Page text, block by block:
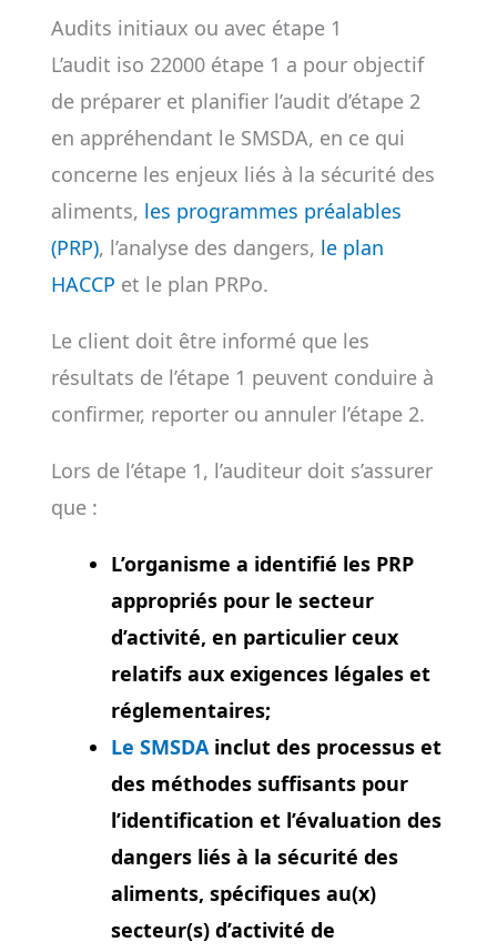
Audits initiaux ou avec étape 1
L’audit iso 22000 étape 1 a pour objectif
de préparer et planifier l’audit d’étape 2
en appréhendant le SMSDA, en ce qui
concerne les enjeux liés à la sécurité des
aliments, les programmes préalables
(PRP), l’analyse des dangers, le plan
HACCP et le plan PRPo.
Le client doit être informé que les
résultats de l’étape 1 peuvent conduire à
confirmer, reporter ou annuler l’étape 2.
Lors de l’étape 1, l’auditeur doit s’assurer
que :
L’organisme a identifié les PRP
appropriés pour le secteur
d’activité, en particulier ceux
relatifs aux exigences légales et
réglementaires;
Le SMSDAinclut des processus et
des méthodes suffisants pour
l’identification et l’évaluation des
dangers liés à la sécurité des
aliments, spécifiques au(x)
secteur(s) d’activité de